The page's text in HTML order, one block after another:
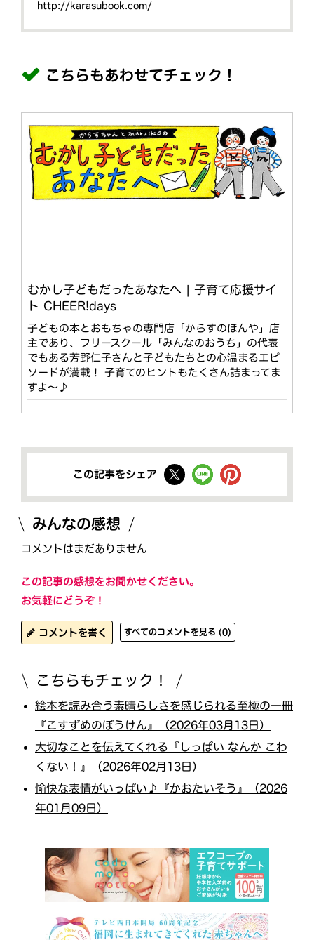
http://karasubook.com/
こちらもあわせてチェック！
むかし子どもだったあなたへ | 子育て応援サイ
ト CHEER!days
子どもの本とおもちゃの専門店「からすのほんや」店
主であり、フリースクール「みんなのおうち」の代表
でもある芳野仁子さんと子どもたちとの心温まるエピ
ソードが満載！ 子育てのヒントもたくさん詰まってま
すよ〜♪
この記事をシェア
みんなの感想
コメントはまだありません
この記事の感想をお聞かせください。
お気軽にどうぞ！
コメントを書く すべてのコメントを見る (0)
こちらもチェック！
絵本を読み合う素晴らしさを感じられる至極の一冊
『こすずめのぼうけん』（2026年03月13日）
大切なことを伝えてくれる『しっぱい なんか こわ
くない！』（2026年02月13日）
愉快な表情がいっぱい♪『かおたいそう』（2026
年01月09日）